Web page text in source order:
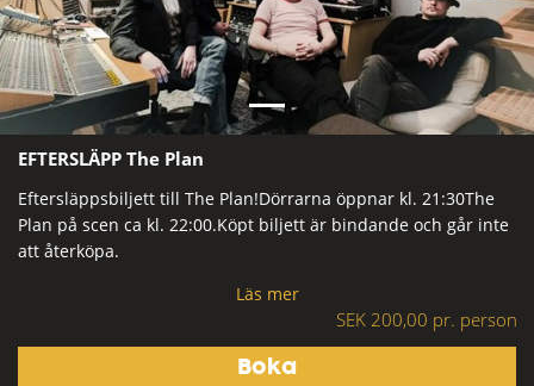
EFTERSLÄPP The Plan
Eftersläppsbiljett till The Plan!Dörrarna öppnar kl. 21:30The
Plan på scen ca kl. 22:00.Köpt biljett är bindande och går inte
att återköpa.
Läs mer
SEK 200,00 pr. person